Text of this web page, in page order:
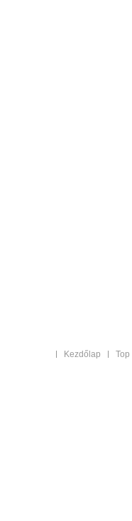
Kezdőlap